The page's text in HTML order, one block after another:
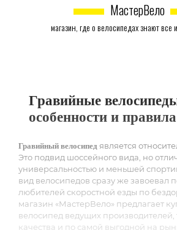
МастерВело
магазин, где о велосипедах знают
Гравийные
особенности и
Гравийный велосипед является
Это подвид шоссейного вида, но
универсальностью и меньшей
вид велосипедов сразу же завоевал
любителей скоростной езды по
магазин «МастерВело» предлагает
велосипед ведущих производителей,
качества и по самой выгодной на